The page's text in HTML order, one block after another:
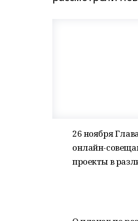
26 ноября
онлайн-
проекты в